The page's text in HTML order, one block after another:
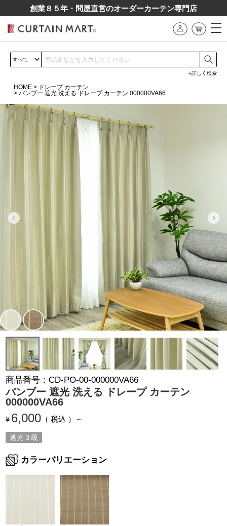
創業８５年・問屋直営のオーダーカーテン専⾨店
詳しく検索
HOME
ドレープ カーテン
バンブー 遮光 洗える ドレープ カーテン 000000VA66
商品番号 CD-PO-00-000000VA66
バンブー 遮光 洗える ドレープ カーテン
000000VA66
¥ 6,000 税込
遮光３級
カラーバリエーション